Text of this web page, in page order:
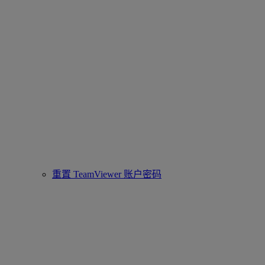
重置 TeamViewer 账户密码